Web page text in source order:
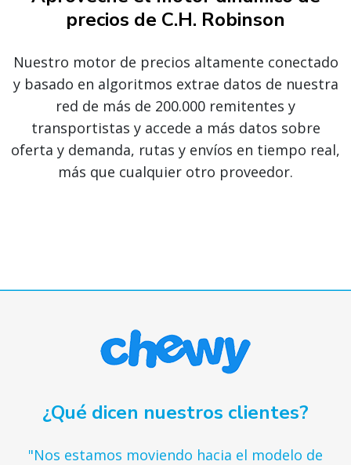
precios de C.H. Robinson
Nuestro motor de precios altamente conectado
y basado en algoritmos extrae datos de nuestra
red de más de 200.000 remitentes y
transportistas y accede a más datos sobre
oferta y demanda, rutas y envíos en tiempo real,
más que cualquier otro proveedor.
¿Qué dicen nuestros clientes?
"Nos estamos moviendo hacia el modelo de